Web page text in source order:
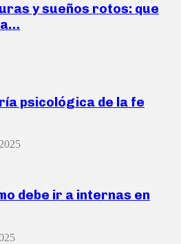
y sueños rotos: que
psicológica de la fe
debe ir a internas en